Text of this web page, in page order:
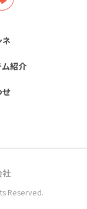
ネ
紹介
せ
社
Reserved.